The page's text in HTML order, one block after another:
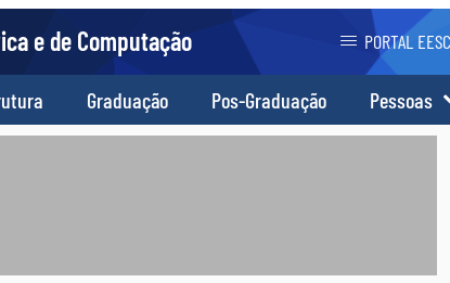
e de Computação PORTAL EESC
Graduação Pos-Graduação Pessoas